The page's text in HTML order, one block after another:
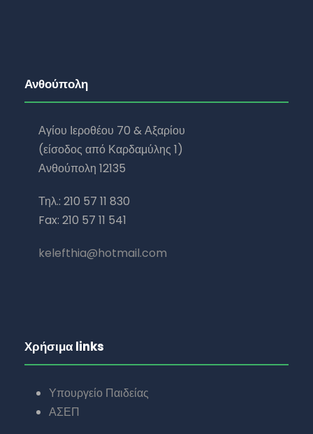
Ανθούπολη
Αγίου Ιεροθέου 70 & Αξαρίου
(είσοδος από Καρδαμύλης 1)
Ανθούπολη 12135
Τηλ.: 210 57 11 830
Fax: 210 57 11 541
kelefthia@hotmail.com
Χρήσιμα links
Υπουργείο Παιδείας
ΑΣΕΠ